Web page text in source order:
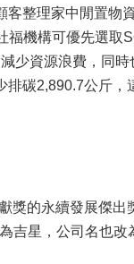
整理家中閒置物
機構可優先選取
少資源浪費，同
碳2,890.7公斤，
獎的永續發展傑
星，公司名也